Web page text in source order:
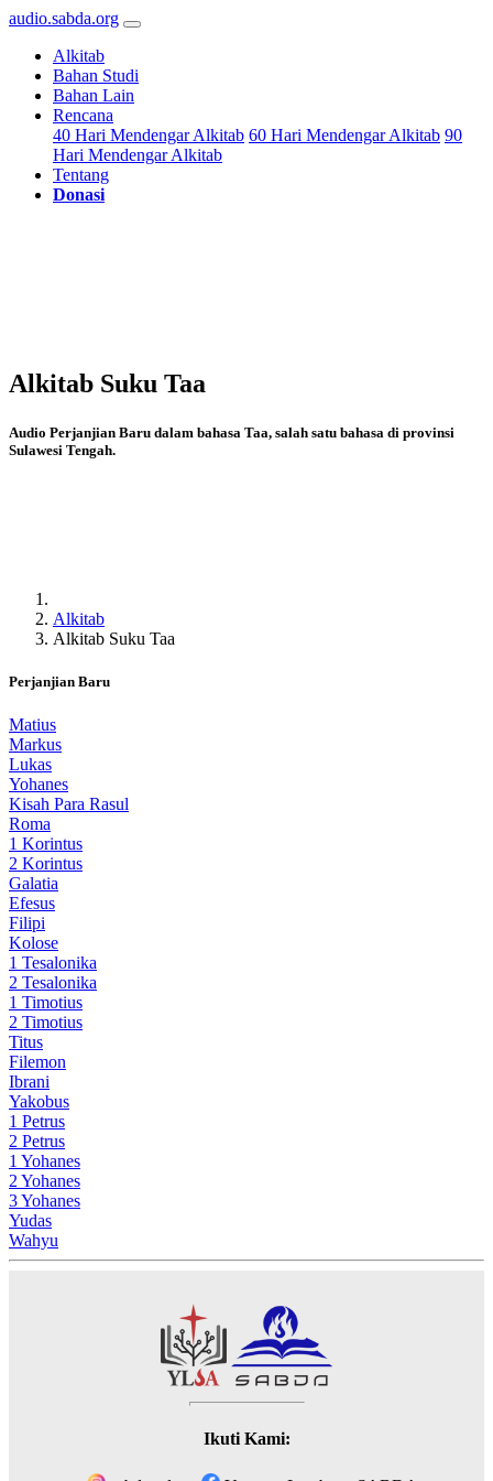
audio.sabda.org
Alkitab
Bahan Studi
Bahan Lain
Rencana
40 Hari Mendengar Alkitab 60 Hari Mendengar Alkitab 90
Hari Mendengar Alkitab
Tentang
Donasi
Alkitab Suku Taa
Audio Perjanjian Baru dalam bahasa Taa, salah satu bahasa di provinsi
Sulawesi Tengah.
Alkitab
Alkitab Suku Taa
Perjanjian Baru
Matius
Markus
Lukas
Yohanes
Kisah Para Rasul
Roma
1 Korintus
2 Korintus
Galatia
Efesus
Filipi
Kolose
1 Tesalonika
2 Tesalonika
1 Timotius
2 Timotius
Titus
Filemon
Ibrani
Yakobus
1 Petrus
2 Petrus
1 Yohanes
2 Yohanes
3 Yohanes
Yudas
Wahyu
Ikuti Kami: